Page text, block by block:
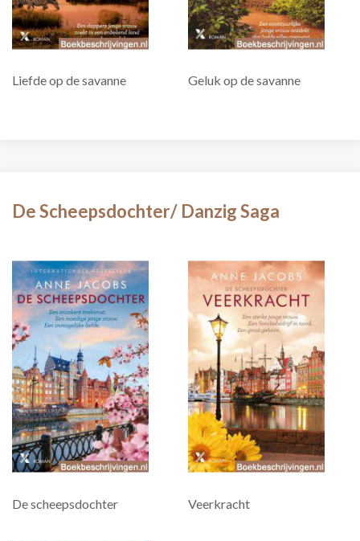
Liefde op de savanne Geluk op de savanne
De Scheepsdochter/ Danzig Saga
De scheepsdochter Veerkracht